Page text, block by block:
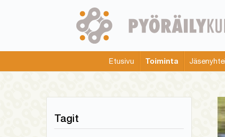
menu
Etusivu Toiminta
Tagit